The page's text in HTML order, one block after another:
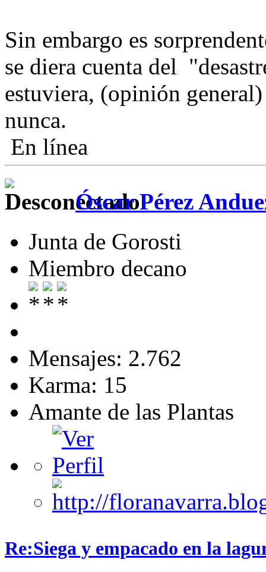
Sin embargo es
se diera cuenta del
estuviera, (opinión
nunca.
En línea
Óscar Pérez
Junta de Gorosti
Miembro decano
Mensajes: 2.762
Karma: 15
Amante de las Plantas
Re:Siega y empacado en la